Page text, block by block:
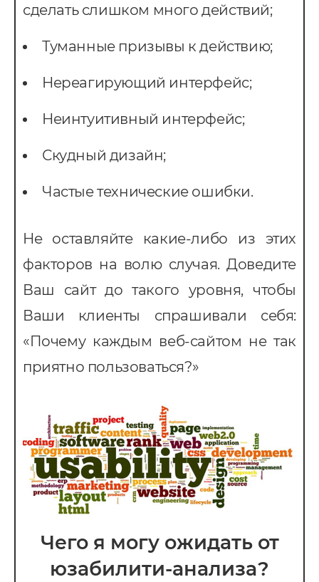
сделать слишком много действий;
Туманные призывы к действию;
Нереагирующий интерфейс;
Неинтуитивный интерфейс;
Скудный дизайн;
Частые технические ошибки.
Не оставляйте какие-либо из этих
факторов на волю случая. Доведите
Ваш сайт до такого уровня, чтобы
Ваши клиенты спрашивали себя:
«Почему каждым веб-сайтом не так
приятно пользоваться?»
Чего я могу ожидать от
юзабилити-анализа?